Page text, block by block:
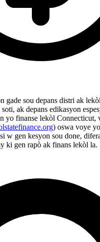
gade sou depans distri ak
ak depans edikasyon
yo finanse lekòl Connecticut,
) oswa voye
w gen kesyon sou done,
ki gen rapò ak finans lekòl la.